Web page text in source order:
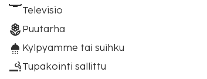
Televisio
Puutarha
Kylpyamme tai suihku
Tupakointi sallittu